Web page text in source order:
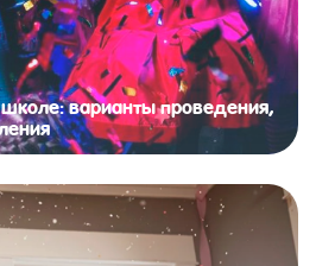
варианты проведения,